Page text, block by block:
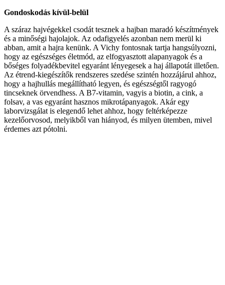
Gondoskodás kívül-belül
A száraz hajvégekkel csodát tesznek a hajban maradó készítmények
és a minőségi hajolajok. Az odafigyelés azonban nem merül ki
abban, amit a hajra kenünk. A Vichy fontosnak tartja hangsúlyozni,
hogy az egészséges életmód, az elfogyasztott alapanyagok és a
bőséges folyadékbevitel egyaránt lényegesek a haj állapotát illetően.
Az étrend-kiegészítők rendszeres szedése szintén hozzájárul ahhoz,
hogy a hajhullás megállítható legyen, és egészségtől ragyogó
tincseknek örvendhess. A B7-vitamin, vagyis a biotin, a cink, a
folsav, a vas egyaránt hasznos mikrotápanyagok. Akár egy
laborvizsgálat is elegendő lehet ahhoz, hogy feltérképezze
kezelőorvosod, melyikből van hiányod, és milyen ütemben, mivel
érdemes azt pótolni.